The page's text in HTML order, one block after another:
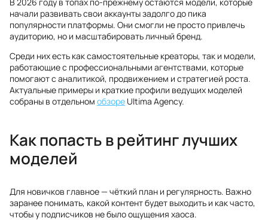
В 2026 году в топах по-прежнему остаются модели, которые
начали развивать свои аккаунты задолго до пика
популярности платформы. Они смогли не просто привлечь
аудиторию, но и масштабировать личный бренд.
Среди них есть как самостоятельные креаторы, так и модели,
работающие с профессиональными агентствами, которые
помогают с аналитикой, продвижением и стратегией роста.
Актуальные примеры и краткие профили ведущих моделей
собраны в отдельном обзоре Ultima Agency.
Как попасть в рейтинг лучших
моделей
Для новичков главное — чёткий план и регулярность. Важно
заранее понимать, какой контент будет выходить и как часто,
чтобы у подписчиков не было ощущения хаоса.